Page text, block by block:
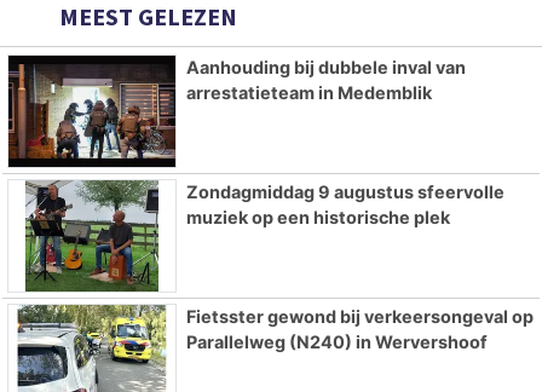
MEEST GELEZEN
Aanhouding bij dubbele inval van
arrestatieteam in Medemblik
Zondagmiddag 9 augustus sfeervolle
muziek op een historische plek
Fietsster gewond bij verkeersongeval op
Parallelweg (N240) in Wervershoof